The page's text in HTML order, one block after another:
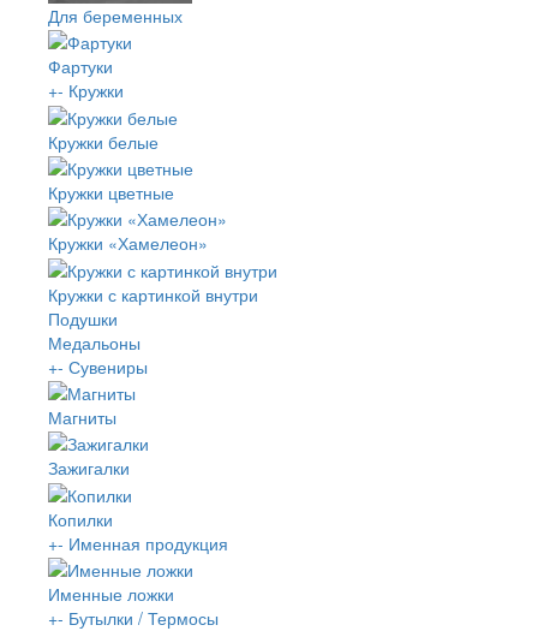
Для беременных
Фартуки
+- Кружки
Кружки белые
Кружки цветные
Кружки «Хамелеон»
Кружки с картинкой внутри
Подушки
Медальоны
+- Сувениры
Магниты
Зажигалки
Копилки
+- Именная продукция
Именные ложки
+- Бутылки / Термосы